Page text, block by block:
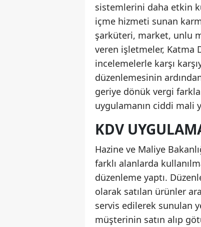
sistemlerini daha etkin
içme hizmeti sunan
şarküteri, market, unlu
veren işletmeler, Katma
incelemelerle karşı
düzenlemesinin
geriye dönük vergi
uygulamanın ciddi mali
KDV
Hazine ve Maliye
farklı alanlarda
düzenleme yaptı.
olarak satılan ürünler
servis edilerek sunulan
müşterinin satın alıp